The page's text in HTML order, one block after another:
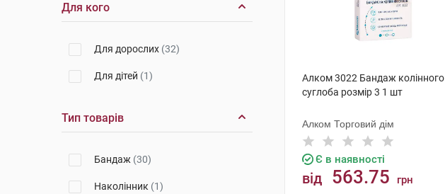
Для кого
Для дорослих (32)
Для дітей (1)
Тип товарів
Бандаж (30)
Наколінник (1)
Алком 3022 Бандаж колінного
суглоба розмір 3 1 шт
Алком Торговий дім
Є в наявності
від 563.75 грн